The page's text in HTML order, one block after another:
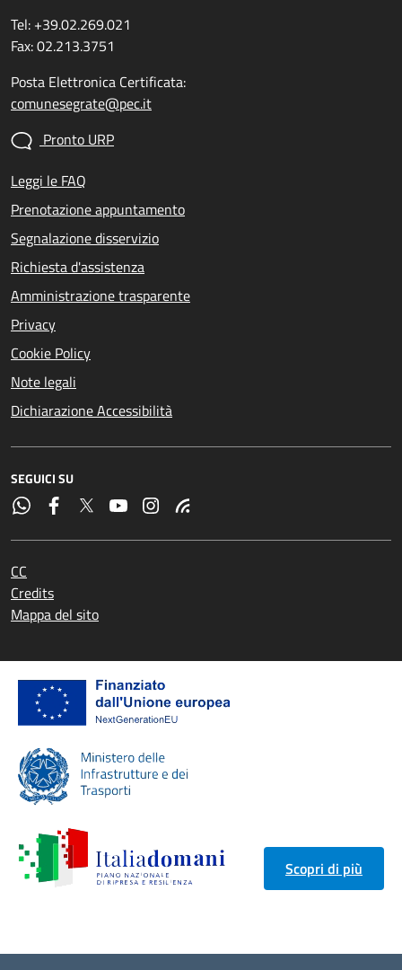
Tel: +39.02.269.021
Fax: 02.213.3751
Posta Elettronica Certificata:
comunesegrate@pec.it
Pronto URP
Leggi le FAQ
Prenotazione appuntamento
Segnalazione disservizio
Richiesta d'assistenza
Amministrazione trasparente
Privacy
Cookie Policy
Note legali
Dichiarazione Accessibilità
SEGUICI SU
CC
Credits
Mappa del sito
Scopri di più